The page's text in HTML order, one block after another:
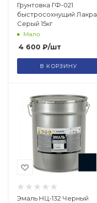
Грунтовка ГФ-021
быстросохнущий Лакра.
Серый 15кг
Мало
4 600 ₽/шт
В КОРЗИНУ
Эмаль НЦ-132 Черный